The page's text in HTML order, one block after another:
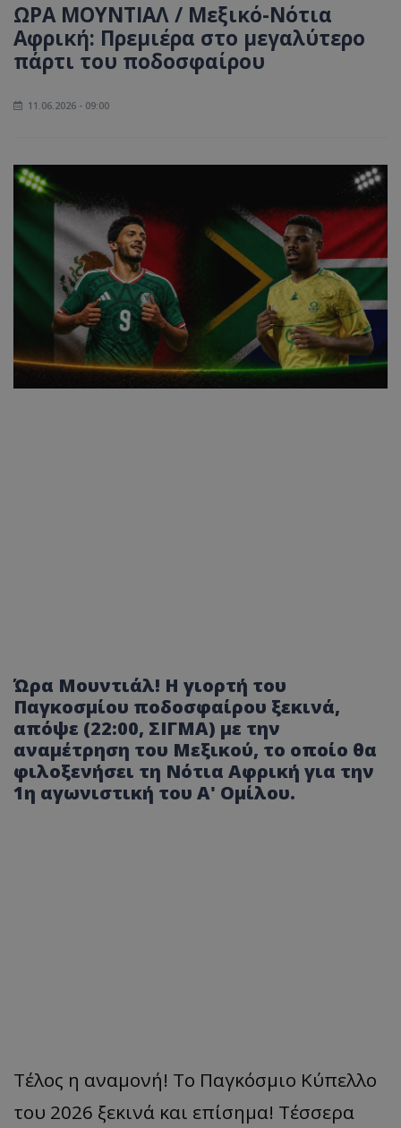
ΩΡΑ ΜΟΥΝΤΙΑΛ / Μεξικό-Νότια
Αφρική: Πρεμιέρα στο μεγαλύτερο
πάρτι του ποδοσφαίρου
11.06.2026 - 09:00
Ώρα Μουντιάλ! Η γιορτή του
Παγκοσμίου ποδοσφαίρου ξεκινά,
απόψε (22:00, ΣΙΓΜΑ) με την
αναμέτρηση του Μεξικού, το οποίο θα
φιλοξενήσει τη Νότια Αφρική για την
1η αγωνιστική του Α' Ομίλου.
Τέλος η αναμονή! Το Παγκόσμιο Κύπελλο
του 2026 ξεκινά και επίσημα! Τέσσερα